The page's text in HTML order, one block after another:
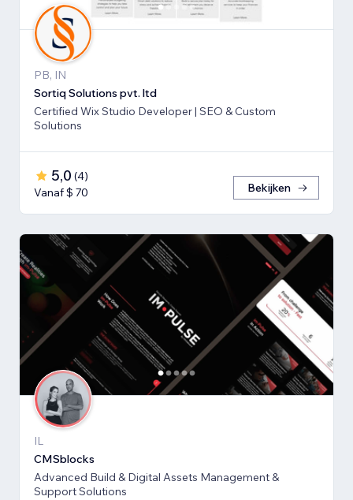
PB, IN
Sortiq Solutions pvt. ltd
Certified Wix Studio Developer | SEO & Custom
Solutions
5,0 (4)
Vanaf $ 70
Bekijken
IL
CMSblocks
Advanced Build & Digital Assets Management &
Support Solutions